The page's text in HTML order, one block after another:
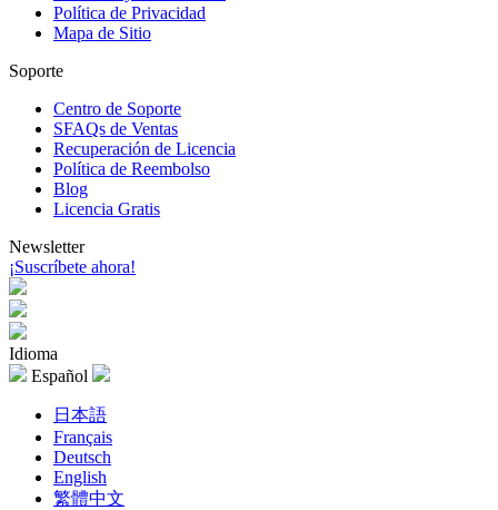
Política de Privacidad
Mapa de Sitio
Soporte
Centro de Soporte
SFAQs de Ventas
Recuperación de Licencia
Política de Reembolso
Blog
Licencia Gratis
Newsletter
¡Suscríbete ahora!
Idioma
Español
日本語
Français
Deutsch
English
繁體中文